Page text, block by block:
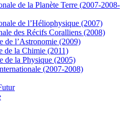
de la Planète Terre (2007-2008-
de l’Héliophysique (2007)
des Récifs Coralliens (2008)
de l’Astronomie (2009)
de la Chimie (2011)
de la Physique (2005)
(2007-2008)